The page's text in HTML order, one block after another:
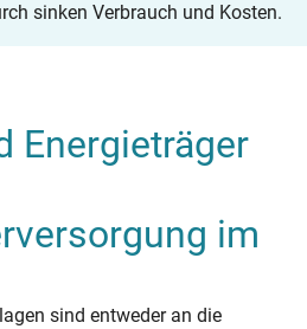
sinken Verbrauch und Kosten.
Energieträger
im
sind entweder an die